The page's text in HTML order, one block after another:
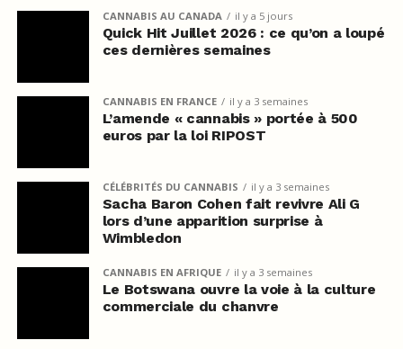
CANNABIS AU CANADA il y a 5 jours
Quick Hit Juillet 2026 : ce qu’on a loupé
ces dernières semaines
CANNABIS EN FRANCE il y a 3 semaines
L’amende « cannabis » portée à 500
euros par la loi RIPOST
CÉLÉBRITÉS DU CANNABIS il y a 3 semaines
Sacha Baron Cohen fait revivre Ali G
lors d’une apparition surprise à
Wimbledon
CANNABIS EN AFRIQUE il y a 3 semaines
Le Botswana ouvre la voie à la culture
commerciale du chanvre